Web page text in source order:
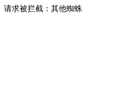
请求被拦截：其他蜘蛛